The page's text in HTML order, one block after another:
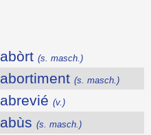
abòrt (s. masch.)
abortiment (s. masch.)
abrevié (v.)
abùs (s. masch.)